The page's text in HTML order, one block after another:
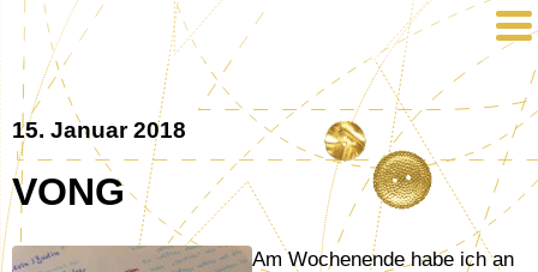
15. Januar 2018
VONG
Am Wochenende habe ich an